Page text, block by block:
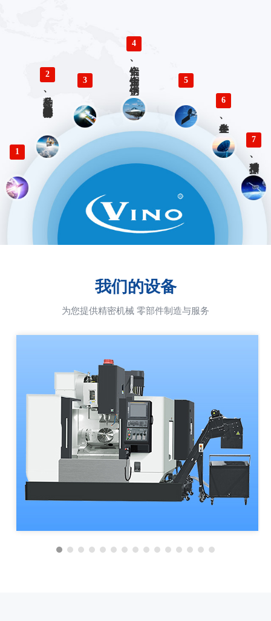
1
2
多品种、小批量精密仪器零部件加工
3
4
铝合金、铜合金、不锈钢、钛合金零件精密加工 5
6
各类生产、检验工装设计与制造
7
精准对接、快速响应 优势服务
我们的设备
为您提供精密机械 零部件制造与服务